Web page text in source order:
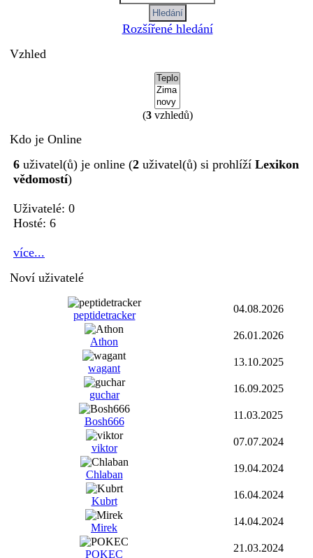
Rozšířené hledání
Vzhled
(3vzhledů)
Kdo je Online
6 uživatel(ů) je online (2 uživatel(ů) si prohlíží Lexikon
vědomostí)
Uživatelé: 0
Hosté: 6
více...
Noví uživatelé
peptidetracker
04.08.2026
Athon
26.01.2026
wagant
13.10.2025
guchar
16.09.2025
Bosh666
11.03.2025
viktor
07.07.2024
Chlaban
19.04.2024
Kubrt
16.04.2024
Mirek
14.04.2024
POKEC
21.03.2024